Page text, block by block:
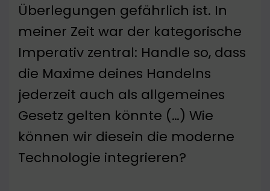
Überlegungen gefährlich ist. In
meiner Zeit war der kategorische
Imperativ zentral: Handle so, dass
die Maxime deines Handelns
jederzeit auch als allgemeines
Gesetz gelten könnte (…) Wie
können wir diesein die moderne
Technologie integrieren?